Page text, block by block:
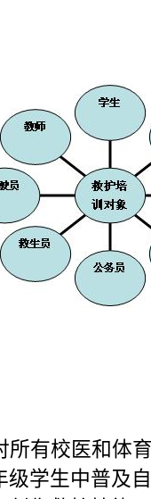
有校医和体
级学生中普及